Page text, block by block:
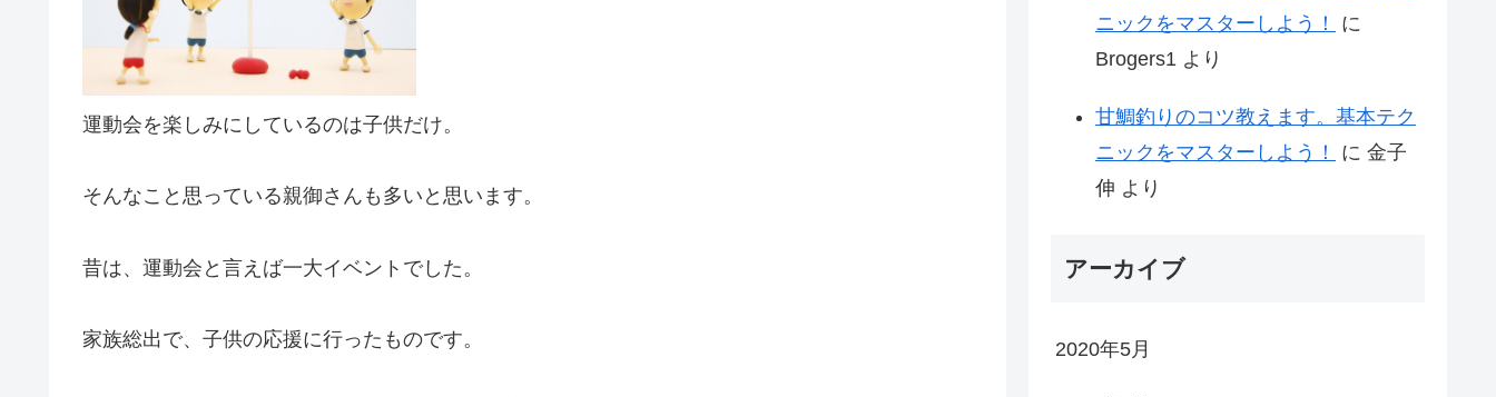
運動会を楽しみにしているのは子供だけ。
そんなこと思っている親御さんも多いと思います。
昔は、運動会と言えば一大イベントでした。
家族総出で、子供の応援に行ったものです。
ニックをマスターしよう！
に
Brogers1 より
甘鯛釣りのコツ教えます。基本テク
ニックをマスターしよう！
に 金子
伸 より
アーカイブ
2020年5月